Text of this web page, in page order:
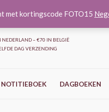
met kortingscode FOTO15
NEDERLAND – €70 IN BELGIË
DAG VERZENDING
NOTITIEBOEK DAGBOEKEN